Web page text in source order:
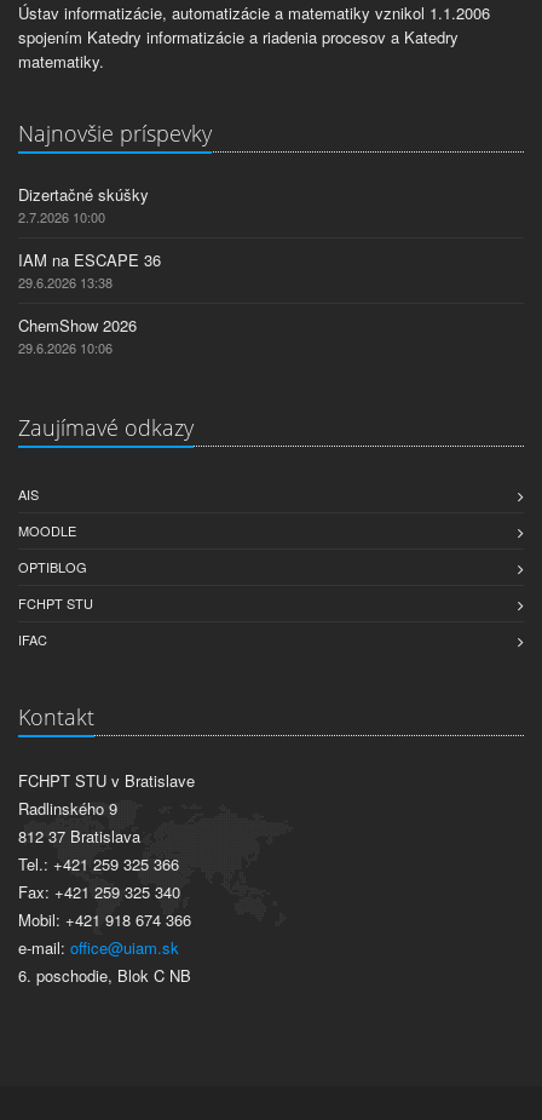
Ústav informatizácie, automatizácie a matematiky vznikol 1.1.2006
spojením Katedry informatizácie a riadenia procesov a Katedry
matematiky.
Najnovšie príspevky
Dizertačné skúšky
2.7.2026 10:00
IAM na ESCAPE 36
29.6.2026 13:38
ChemShow 2026
29.6.2026 10:06
Zaujímavé odkazy
AIS
MOODLE
OPTIBLOG
FCHPT STU
IFAC
Kontakt
FCHPT STU v Bratislave
Radlinského 9
812 37 Bratislava
Tel.: +421 259 325 366
Fax: +421 259 325 340
Mobil: +421 918 674 366
e-mail: office@uiam.sk
6. poschodie, Blok C NB